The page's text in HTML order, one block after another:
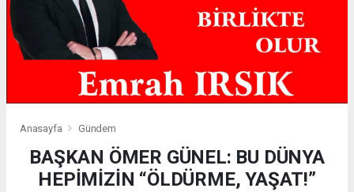
Anasayfa Gündem
BAŞKAN ÖMER GÜNEL: BU DÜNYA
HEPİMİZİN “ÖLDÜRME, YAŞAT!”